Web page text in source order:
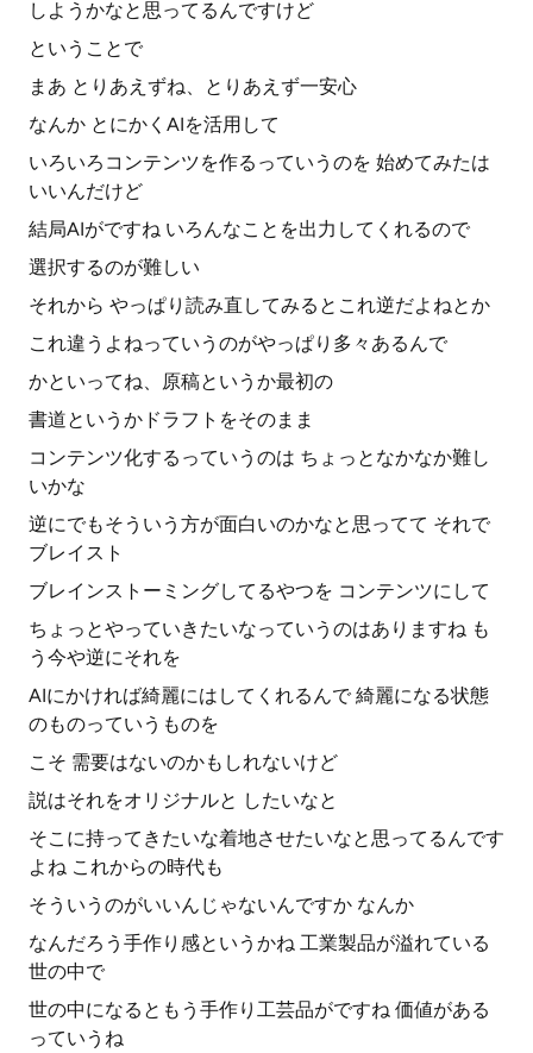
しようかなと思ってるんですけど
ということで
まあ とりあえずね、とりあえず一安心
なんか とにかくAIを活用して
いろいろコンテンツを作るっていうのを 始めてみたは
いいんだけど
結局AIがですね いろんなことを出力してくれるので
選択するのが難しい
それから やっぱり読み直してみるとこれ逆だよねとか
これ違うよねっていうのがやっぱり多々あるんで
かといってね、原稿というか最初の
書道というかドラフトをそのまま
コンテンツ化するっていうのは ちょっとなかなか難し
いかな
逆にでもそういう方が面白いのかなと思ってて それで
ブレイスト
ブレインストーミングしてるやつを コンテンツにして
ちょっとやっていきたいなっていうのはありますね も
う今や逆にそれを
AIにかければ綺麗にはしてくれるんで 綺麗になる状態
のものっていうものを
こそ 需要はないのかもしれないけど
説はそれをオリジナルと したいなと
そこに持ってきたいな着地させたいなと思ってるんです
よね これからの時代も
そういうのがいいんじゃないんですか なんか
なんだろう手作り感というかね 工業製品が溢れている
世の中で
世の中になるともう手作り工芸品がですね 価値がある
っていうね